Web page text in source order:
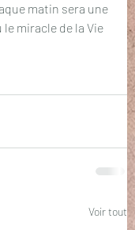
matin sera une
miracle de la Vie
Voir tout